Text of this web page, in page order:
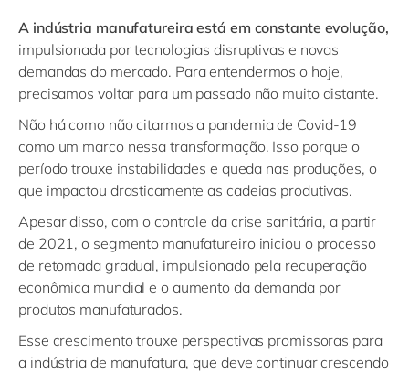
A indústria manufatureira está em constante evolução,
impulsionada por tecnologias disruptivas e novas
demandas do mercado. Para entendermos o hoje,
precisamos voltar para um passado não muito distante.
Não há como não citarmos a pandemia de Covid-19
como um marco nessa transformação. Isso porque o
período trouxe instabilidades e queda nas produções, o
que impactou drasticamente as cadeias produtivas.
Apesar disso, com o controle da crise sanitária, a partir
de 2021, o segmento manufatureiro iniciou o processo
de retomada gradual, impulsionado pela recuperação
econômica mundial e o aumento da demanda por
produtos manufaturados.
Esse crescimento trouxe perspectivas promissoras para
a indústria de manufatura, que deve continuar crescendo